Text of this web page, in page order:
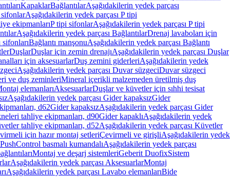
KapaklarBağlantılarAşağıdakilerin yedek parçası
Aşağıdakilerin yedek parçası P tipi
ekipmanlarıP tipi sifonlarAşağıdakilerin yedek parçası P tipi
Aşağıdakilerin yedek parçası BağlantılarDrenaj lavaboları için
Bağlantı manşonuAşağıdakilerin yedek parçası Bağlantı
DuşlarDuşlar için zemin drenajıAşağıdakilerin yedek parçası Duşlar
için aksesuarlarDuş zemini giderleriAşağıdakilerin yedek
Aşağıdakilerin yedek parçası Duvar süzgeciDuvar süzgeci
ve duş zeminleriMineral içerikli malzemeden üretilmiş duş
elemanlarıAksesuarlarDuşlar ve küvetler için sıhhi tesisat
Aşağıdakilerin yedek parçası Gider kapaksızGider
d62Gider kapaksızAşağıdakilerin yedek parçası Gider
tahliye ekipmanları, d90Gider kapaklıAşağıdakilerin yedek
tahliye ekipmanları, d52Aşağıdakilerin yedek parçası Küvetler
için hazır montaj setleriÇevirmeli ve girişliAşağıdakilerin yedek
PushControl basmalı kumandalıAşağıdakilerin yedek parçası
Montaj ve deşarj sistemleriGeberit DuofixSistem
Aşağıdakilerin yedek parçası AksesuarlarMontaj
Aşağıdakilerin yedek parçası Lavabo elemanlarıBide